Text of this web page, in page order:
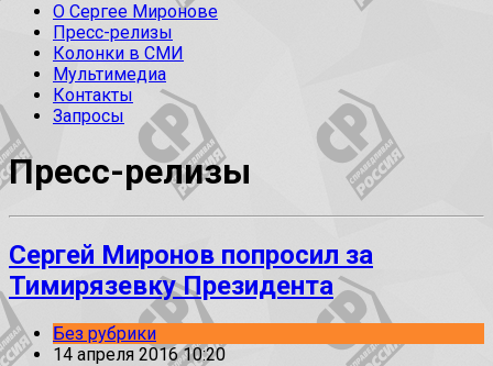
О Сергее Миронове
Пресс-релизы
Колонки в СМИ
Мультимедиа
Контакты
Запросы
Пресс-релизы
Сергей Миронов попросил за
Тимирязевку Президента
Без рубрики
14 апреля 2016 10:20